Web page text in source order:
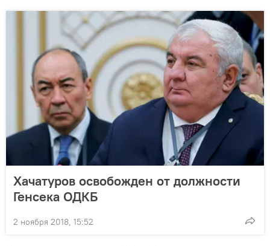
Хачатуров освобожден от должности
Генсека ОДКБ
2 ноября 2018, 15:52